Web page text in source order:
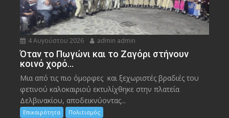
4 Αυγούστου 2026 admin admin
Όταν το Πωγώνι και το Ζαγόρι στήνουν
κοινό χορό…
Μια από τις πιο όμορφες και ξεχωριστές βραδιές του
φετινού καλοκαιριού εκτυλίχθηκε στην πλατεία
Δελβινακίου, αποδεικνύοντας...
Επικαιρότητα Πολιτισμός